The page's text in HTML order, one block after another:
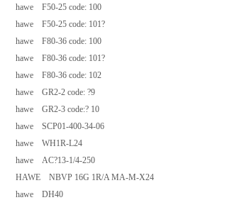
hawe F50-25 code: 100
hawe F50-25 code: 101?
hawe F80-36 code: 100
hawe F80-36 code: 101?
hawe F80-36 code: 102
hawe GR2-2 code: ?9
hawe GR2-3 code:? 10
hawe SCP01-400-34-06
hawe WH1R-L24
hawe AC?13-1/4-250
HAWE NBVP 16G 1R/A MA-M-X24
hawe DH40